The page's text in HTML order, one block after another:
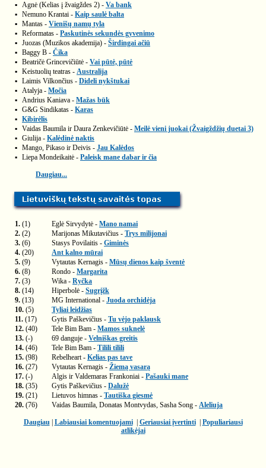
▪ Agnė (Kelias į žvaigždes 2) - Va bank
▪ Nemuno Krantai - Kaip saulė balta
▪ Mantas - Vienišų namų tyla
▪ Reformatas - Paskutinės sekundės gyvenimo
▪ Juozas (Muzikos akademija) - Širdingai ačiū
▪ Baggy B - Čika
▪ Beatričė Grincevičiūtė - Vai pūtė, pūtė
▪ Keistuolių teatras - Australija
▪ Laimis Vilkončius - Dideli nykštukai
▪ Atalyja - Močia
▪ Andrius Kaniava - Mažas būk
▪ G&G Sindikatas - Karas
▪ Kibirėlis
▪ Vaidas Baumila ir Daura Zenkevičiūtė - Meilė vieni juokai (Žvaigždžių duetai 3)
▪ Giulija - Kalėdinė naktis
▪ Mango, Pikaso ir Deivis - Jau Kalėdos
▪ Liepa Mondeikaitė - Paleisk mane dabar ir čia
Daugiau...
1. (1) Eglė Sirvydytė - Mano namai
2. (2) Marijonas Mikutavičius - Trys milijonai
3. (6) Stasys Povilaitis - Giminės
4. (20)
Ant kalno mūrai
5. (9) Vytautas Kernagis - Mūsų dienos kaip šventė
6. (8) Rondo - Margarita
7. (3) Wika - Ryčka
8. (14) Hiperbolė - Sugrįžk
9. (13) MG International - Juoda orchidėja
10. (5)
Tyliai leidžias
11. (17) Gytis Paškevičius - Tu vėjo paklausk
12. (40) Tele Bim Bam - Mamos suknelė
13. (-) 69 danguje - Velniškas greitis
14. (46) Tele Bim Bam - Tilili tilili
15. (98) Rebelheart - Kelias pas tave
16. (27) Vytautas Kernagis - Žiemą vasarą
17. (-) Algis ir Valdemaras Frankoniai - Pašauki mane
18. (35) Gytis Paškevičius - Dalužė
19. (21) Lietuvos himnas - Tautiška giesmė
20. (76) Vaidas Baumila, Donatas Montvydas, Sasha Song - Aleliuja
Daugiau| Labiausiai komentuojami| Geriausiai įvertinti| Populiariausi
atlikėjai